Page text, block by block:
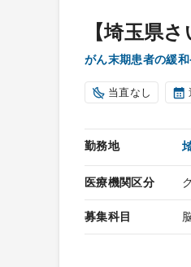
【埼玉県
がん末期患者の緩
当直なし
勤務地
医療機関区分
募集科目